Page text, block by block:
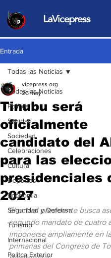
LaVicepress
Entrada
Todas las Noticias
Política
Sanidad
Sociedad
Celebraciones
Cultura
Deportes
Economia
Seguridad y Defensa
Turismo
Internacional
Politca Exterior
Todas las Noticias
Tinubu será
oficialmente
candidato del
para las
presidenciales
2027
vicepress org
26 may
El actual presidente busca
segundo mandato de cuatro
imponerse ampliamente en
primarias del Congreso de